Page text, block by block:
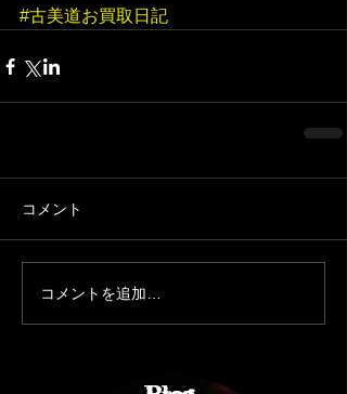
#古美道お買取日記
コメント
コメントを追加…